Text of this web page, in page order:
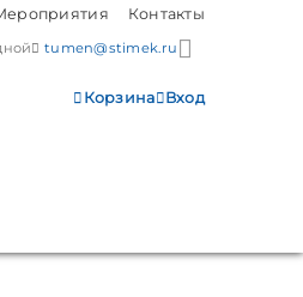
Контакты
tumen@stimek.ru
Корзина Вход